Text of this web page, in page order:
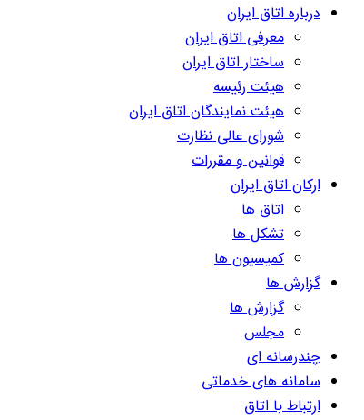
درباره اتاق ایران
معرفی اتاق ایران
ساختار اتاق ایران
هیئت رئیسه
هیئت نمایندگان اتاق ایران
شورای عالی نظارت
قوانین و مقررات
ارکان اتاق ایران
اتاق ها
تشکل ها
کمیسیون ها
گزارش ها
گزارش ها
مجلس
چندرسانه ای
سامانه های خدماتی
ارتباط با اتاق